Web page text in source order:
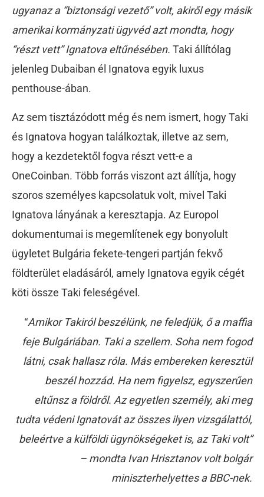
ugyanaz a “biztonsági vezető” volt, akiről egy másik
amerikai kormányzati ügyvéd azt mondta, hogy
“részt vett” Ignatova eltűnésében. Taki állítólag
jelenleg Dubaiban él Ignatova egyik luxus
penthouse-ában.
Az sem tisztázódott még és nem ismert, hogy Taki
és Ignatova hogyan találkoztak, illetve az sem,
hogy a kezdetektől fogva részt vett-e a
OneCoinban. Több forrás viszont azt állítja, hogy
szoros személyes kapcsolatuk volt, mivel Taki
Ignatova lányának a keresztapja. Az Europol
dokumentumai is megemlítenek egy bonyolult
ügyletet Bulgária fekete-tengeri partján fekvő
földterület eladásáról, amely Ignatova egyik cégét
köti össze Taki feleségével.
“Amikor Takiról beszélünk, ne feledjük, ő a maffia
feje Bulgáriában. Taki a szellem. Soha nem fogod
látni, csak hallasz róla. Más embereken keresztül
beszél hozzád. Ha nem figyelsz, egyszerűen
eltűnsz a földről. Az egyetlen személy, aki meg
tudta védeni Ignatovát az összes ilyen vizsgálattól,
beleértve a külföldi ügynökségeket is, az Taki volt”
– mondta Ivan Hrisztanov volt bolgár
miniszterhelyettes a BBC-nek.